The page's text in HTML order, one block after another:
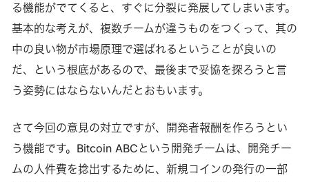
る機能がでてくると、すぐに分裂に発展してしまいます。
基本的な考えが、複数チームが違うものをつくって、其の
中の良い物が市場原理で選ばれるということが良いの
だ、という根底があるので、最後まで妥協を探ろうと言
う姿勢にはならないんだとおもいます。
さて今回の意見の対立ですが、開発者報酬を作ろうとい
う機能です。Bitcoin ABCという開発チームは、開発チー
ムの人件費を捻出するために、新規コインの発行の一部